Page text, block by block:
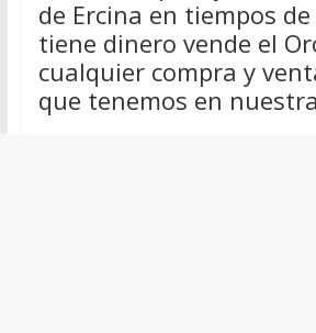
de Ercina en tiempos
tiene dinero vende el
cualquier compra y
que tenemos en